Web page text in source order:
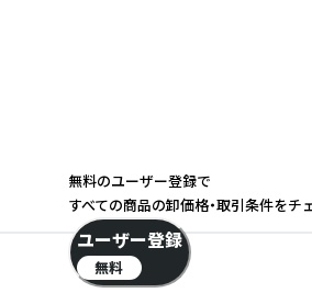
無料のユーザー登録で
すべての商品の卸価格・取引条件をチ
ユーザー登録
無料